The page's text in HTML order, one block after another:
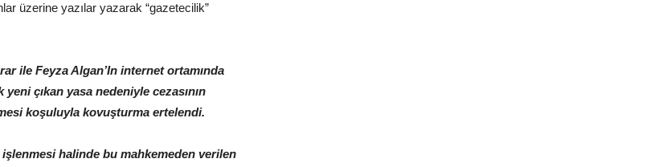
üzerine yazılar yazarak “gazetecilik”
ile Feyza Algan’In internet ortamında
çıkan yasa nedeniyle cezasının
koşuluyla kovuşturma ertelendi.
halinde bu mahkemeden verilen